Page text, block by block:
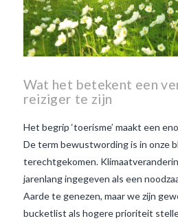
Wat het betekent een
reiziger te zijn
Het begrip ‘toerisme’ maakt een
De term bewustwording is in onze
terechtgekomen.
jarenlang ingegeven als een
Aarde te genezen, maar we zijn
bucketlist als hogere prioriteit